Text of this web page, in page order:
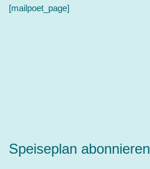
[mailpoet_page]
Speiseplan abonnieren